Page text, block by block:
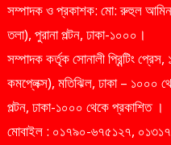
সম্পাদক ও প্রকাশক: মো: রুহুল
তলা), পুরানা পল্টন, ঢাকা-১০০০।
সম্পাদক কর্তৃক সোনালী প্রিন্টিং
কমপ্লেক্স), মতিঝিল, ঢাকা – ১০০০
পল্টন, ঢাকা-১০০০ থেকে প্রকাশিত ।
মোবাইল : ০১৭৯০-৬৭৫১২৭,